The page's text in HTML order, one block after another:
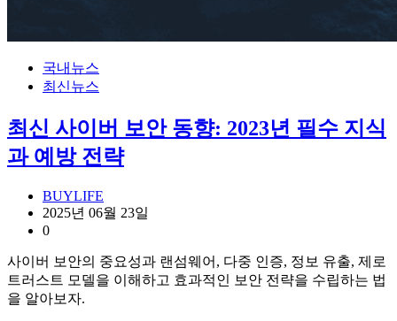
국내뉴스
최신뉴스
최신 사이버 보안 동향: 2023년 필수 지식
과 예방 전략
BUYLIFE
2025년 06월 23일
0
사이버 보안의 중요성과 랜섬웨어, 다중 인증, 정보 유출, 제로
트러스트 모델을 이해하고 효과적인 보안 전략을 수립하는 법
을 알아보자.